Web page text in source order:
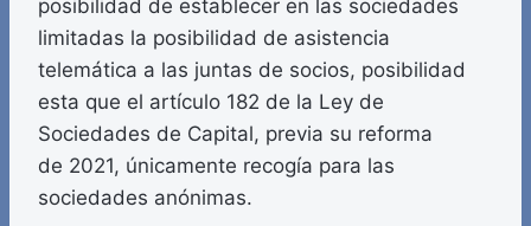
posibilidad de establecer en las sociedades
limitadas la posibilidad de asistencia
telemática a las juntas de socios, posibilidad
esta que el artículo 182 de la Ley de
Sociedades de Capital, previa su reforma
de 2021, únicamente recogía para las
sociedades anónimas.